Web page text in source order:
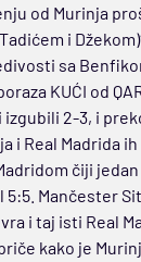
od Murinja
i
sa
KUĆI od
2-3, i
i Real Madrida
čiji
5:5. Mančester
i taj isti Real
kako je